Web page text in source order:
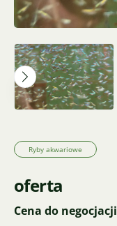
Ryby akwariowe
oferta
Cena do negocjacji